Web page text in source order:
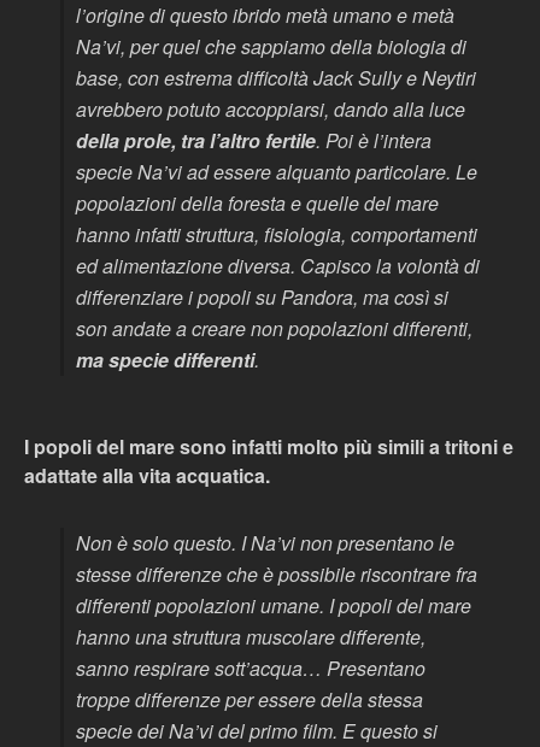
l’origine di questo ibrido metà umano e metà
Na’vi, per quel che sappiamo della biologia di
base, con estrema difficoltà Jack Sully e Neytiri
avrebbero potuto accoppiarsi, dando alla luce
della prole, tra l’altro fertile. Poi è l’intera
specie Na’vi ad essere alquanto particolare. Le
popolazioni della foresta e quelle del mare
hanno infatti struttura, fisiologia, comportamenti
ed alimentazione diversa. Capisco la volontà di
differenziare i popoli su Pandora, ma così si
son andate a creare non popolazioni differenti,
ma specie differenti.
I popoli del mare sono infatti molto più simili a tritoni e
adattate alla vita acquatica.
Non è solo questo. I Na’vi non presentano le
stesse differenze che è possibile riscontrare fra
differenti popolazioni umane. I popoli del mare
hanno una struttura muscolare differente,
sanno respirare sott’acqua… Presentano
troppe differenze per essere della stessa
specie dei Na’vi del primo film. E questo si